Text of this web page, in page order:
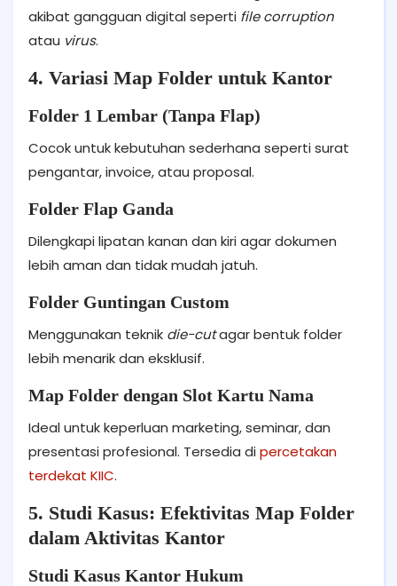
akibat gangguan digital seperti file corruption
atau virus.
4. Variasi Map Folder untuk Kantor
Folder 1 Lembar (Tanpa Flap)
Cocok untuk kebutuhan sederhana seperti surat
pengantar, invoice, atau proposal.
Folder Flap Ganda
Dilengkapi lipatan kanan dan kiri agar dokumen
lebih aman dan tidak mudah jatuh.
Folder Guntingan Custom
Menggunakan teknik die-cutagar bentuk folder
lebih menarik dan eksklusif.
Map Folder dengan Slot Kartu Nama
Ideal untuk keperluan marketing, seminar, dan
presentasi profesional. Tersedia dipercetakan
terdekat KIIC.
5. Studi Kasus: Efektivitas Map Folder
dalam Aktivitas Kantor
Studi Kasus Kantor Hukum